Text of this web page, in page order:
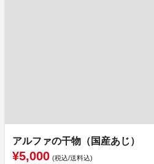
アルファの干物（国産あじ）
¥5,000 (税込/送料込)